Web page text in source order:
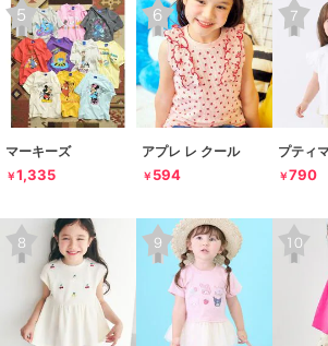
マーキーズ
￥1,335
アプレ レ クール
￥ 594
プティ
￥790